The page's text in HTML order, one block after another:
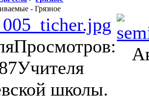
- Грязное
Просмотров:
Учителя
школы.